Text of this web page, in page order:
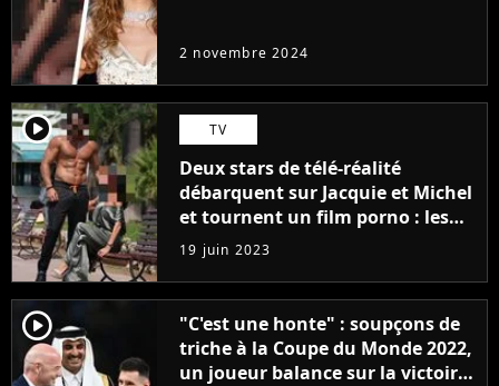
monde)
2 novembre 2024
player2 TV
Deux stars de télé-réalité
débarquent sur Jacquie et Michel
et tournent un film porno : les
premières images du tournage
(exclu)
19 juin 2023
player2
"C'est une honte" : soupçons de
triche à la Coupe du Monde 2022,
un joueur balance sur la victoire